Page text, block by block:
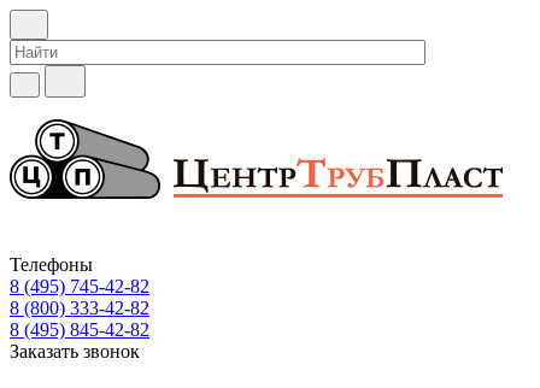
Телефоны
8 (495) 745-42-82
8 (800) 333-42-82
8 (495) 845-42-82
Заказать звонок